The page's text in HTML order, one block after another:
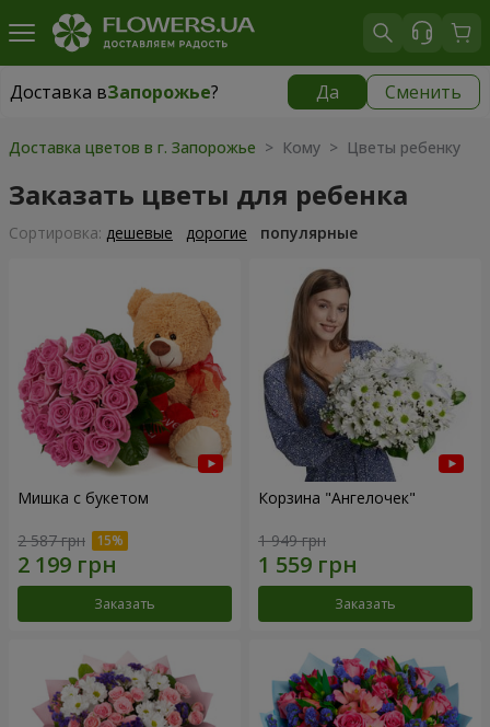
Доставка вЗапорожье? Да Сменить
Доставка вЗапорожье|
Доставка цветов в г. Запорожье > Кому > Цветы ребенку
Заказать цветы для ребенка
Cортировка: дешевые дорогие популярные
Мишка с букетом
2 587 грн
Заказать
Корзина "Ангелочек"
1 949 грн
Заказать